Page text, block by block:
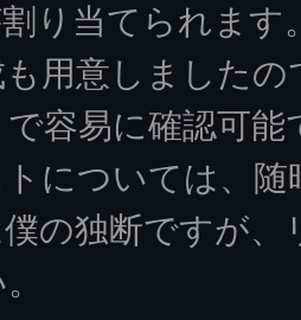
り当てられます
用意しました
容易に確認可能
については、
の独断ですが